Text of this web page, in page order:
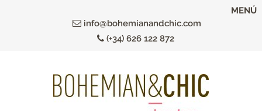
info@bohemianandchic.com
(+34) 626 122 872
MENÚ